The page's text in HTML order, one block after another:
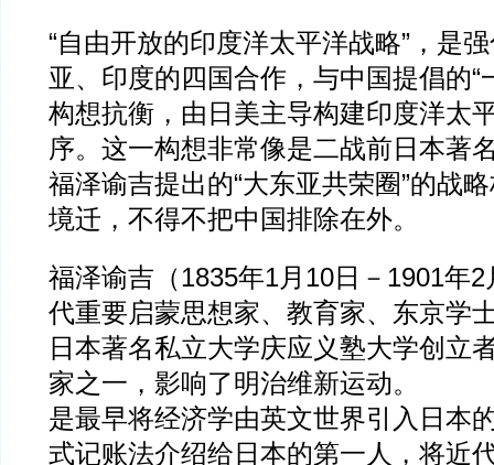
“自由开放的印度洋太平洋战略”，是
亚、印度的四国合作，与中国提倡的“
构想抗衡，由日美主导构建印度洋太
序。这一构想非常像是二战前日本著
福泽谕吉提出的“大东亚共荣圈”的战
境迁，不得不把中国排除在外。
福泽谕吉（1835年1月10日－1901年
代重要启蒙思想家、教育家、东京学
日本著名私立大学庆应义塾大学创立
家之一，影响了明治维新运动。
是最早将经济学由英文世界引入日本
式记账法介绍给日本的第一人，将近